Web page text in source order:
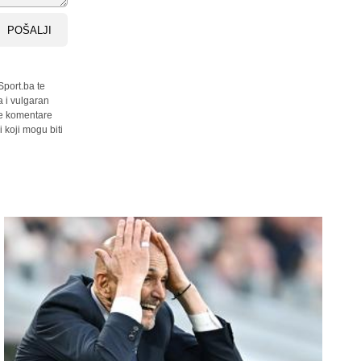
POŠALJI
te
i vulgaran
komentare
koji mogu biti